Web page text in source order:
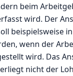
beim
wird. Der
beispielsweise
wenn der
wird. Das
nicht der